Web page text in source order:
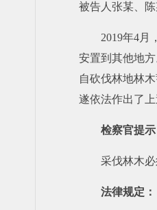
被告人张某、
2019年4月
安置到其他地
自砍伐林地林
遂依法作出了上
检察官提示
采伐林木
法律规定：